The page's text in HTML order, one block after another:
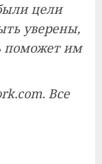
цели
уверены,
поможет им
Все